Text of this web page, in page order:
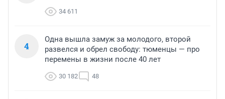
34 611
4
Одна вышла замуж за молодого, второй
развелся и обрел свободу: тюменцы — про
перемены в жизни после 40 лет
30 182 48